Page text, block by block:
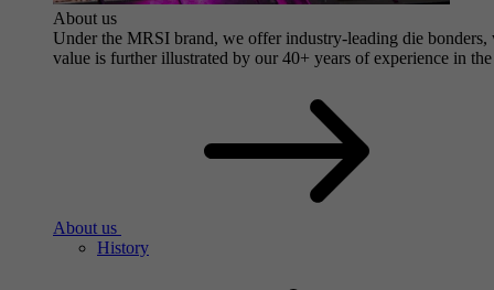
About us
Under the MRSI brand, we offer industry-leading die
value is further illustrated by our 40+ years of experience in
About us
History